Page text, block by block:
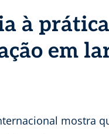
à
em
mostra